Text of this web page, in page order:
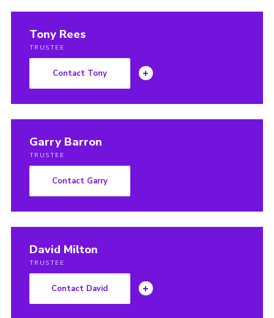
Tony Rees
TRUSTEE
Contact Tony
Garry Barron
TRUSTEE
Contact Garry
David Milton
TRUSTEE
Contact David